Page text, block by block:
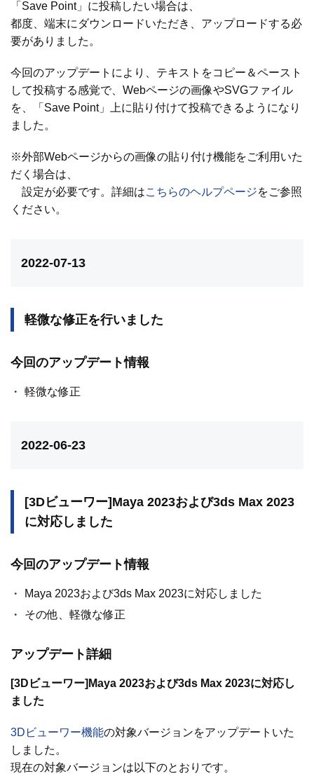
「Save Point」に投稿したい場合は、
都度、端末にダウンロードいただき、アップロードする必
要がありました。
今回のアップデートにより、テキストをコピー＆ペースト
して投稿する感覚で、Webページの画像やSVGファイル
を、「Save Point」上に貼り付けて投稿できるようになり
ました。
※外部Webページからの画像の貼り付け機能をご利用いた
だく場合は、
設定が必要です。詳細はこちらのヘルプページをご参照
ください。
2022-07-13
軽微な修正を行いました
今回のアップデート情報
軽微な修正
2022-06-23
[3Dビューワー]Maya 2023および3ds Max 2023
に対応しました
今回のアップデート情報
Maya 2023および3ds Max 2023に対応しました
その他、軽微な修正
アップデート詳細
[3Dビューワー]Maya 2023および3ds Max 2023に対応し
ました
3Dビューワー機能の対象バージョンをアップデートいた
しました。
現在の対象バージョンは以下のとおりです。